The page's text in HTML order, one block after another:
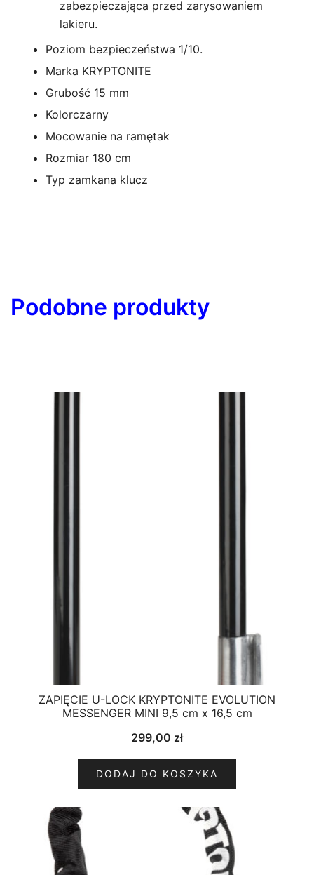
zabezpieczająca przed zarysowaniem
lakieru.
Poziom bezpieczeństwa 1/10.
Marka KRYPTONITE
Grubość 15 mm
Kolorczarny
Mocowanie na ramętak
Rozmiar 180 cm
Typ zamkana klucz
Podobne produkty
ZAPIĘCIE U-LOCK KRYPTONITE EVOLUTION
MESSENGER MINI 9,5 cm x 16,5 cm
299,00 zł
DODAJ DO KOSZYKA